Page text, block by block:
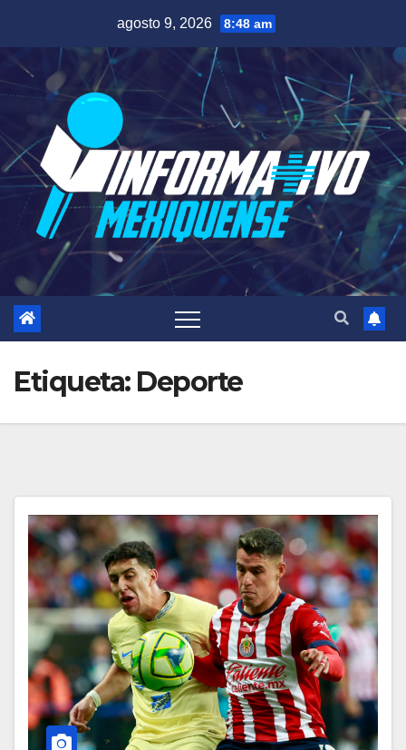
contenido
agosto 9, 2026 8:48 am
Etiqueta: Deporte